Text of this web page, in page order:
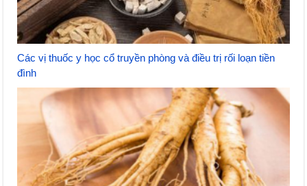
Các vị thuốc y học cổ truyền phòng và điều trị rối loạn tiền
đình